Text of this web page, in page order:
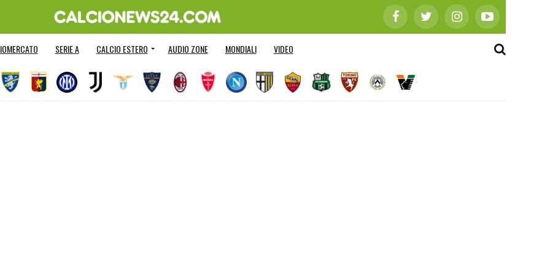
SERIE A CALCIO ESTERO AUDIO ZONE MONDIALI VIDEO